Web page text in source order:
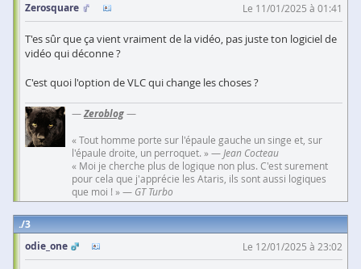
Zerosquare
Le 11/01/2025 à 01:41
T'es sûr que ça vient vraiment de la vidéo, pas juste ton logiciel de
vidéo qui déconne ?
C'est quoi l'option de VLC qui change les choses ?
—Zeroblog—
« Tout homme porte sur l'épaule gauche un singe et, sur
l'épaule droite, un perroquet. » — Jean Cocteau
« Moi je cherche plus de logique non plus. C'est surement
pour cela que j'apprécie les Ataris, ils sont aussi logiques
que moi ! » — GT Turbo
3
odie_one
Le 12/01/2025 à 23:02